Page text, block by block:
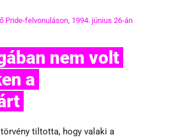
Pride-felvonuláson, 1994. június 26-án
a
tiltotta, hogy valaki a